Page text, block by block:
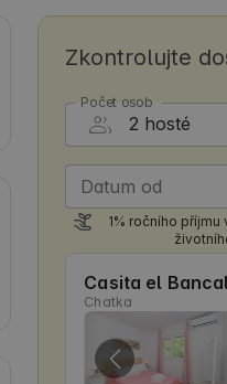
Zkontrolujte
Počet osob
Datum od
1% ročního
Casita el
Chatka